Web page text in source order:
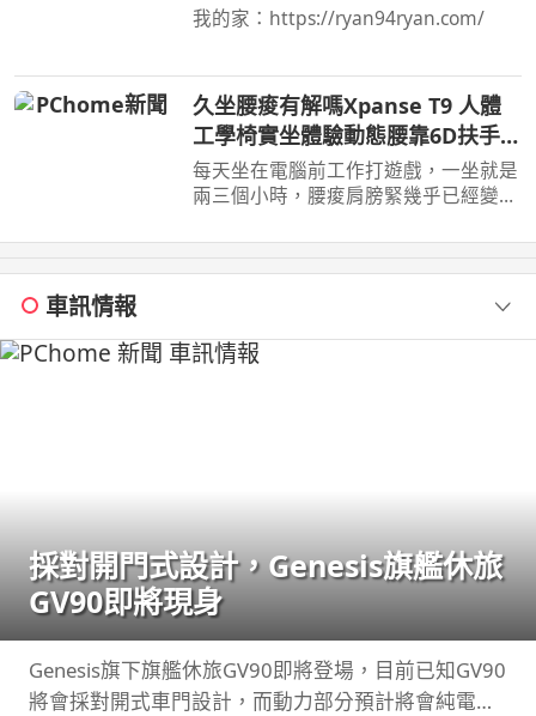
我的家：https://ryan94ryan.com/
久坐腰痠有解嗎Xpanse T9 人體
工學椅實坐體驗動態腰靠6D扶手
22檔調整
每天坐在電腦前工作打遊戲，一坐就是
兩三個小時，腰痠肩膀緊幾乎已經變成
工學椅，採用 ...
車訊情報
採對開門式設計，Genesis旗艦休旅
GV90即將現身
Genesis旗下旗艦休旅GV90即將登場，目前已知GV90
將會採對開式車門設計，而動力部分預計將會純電系